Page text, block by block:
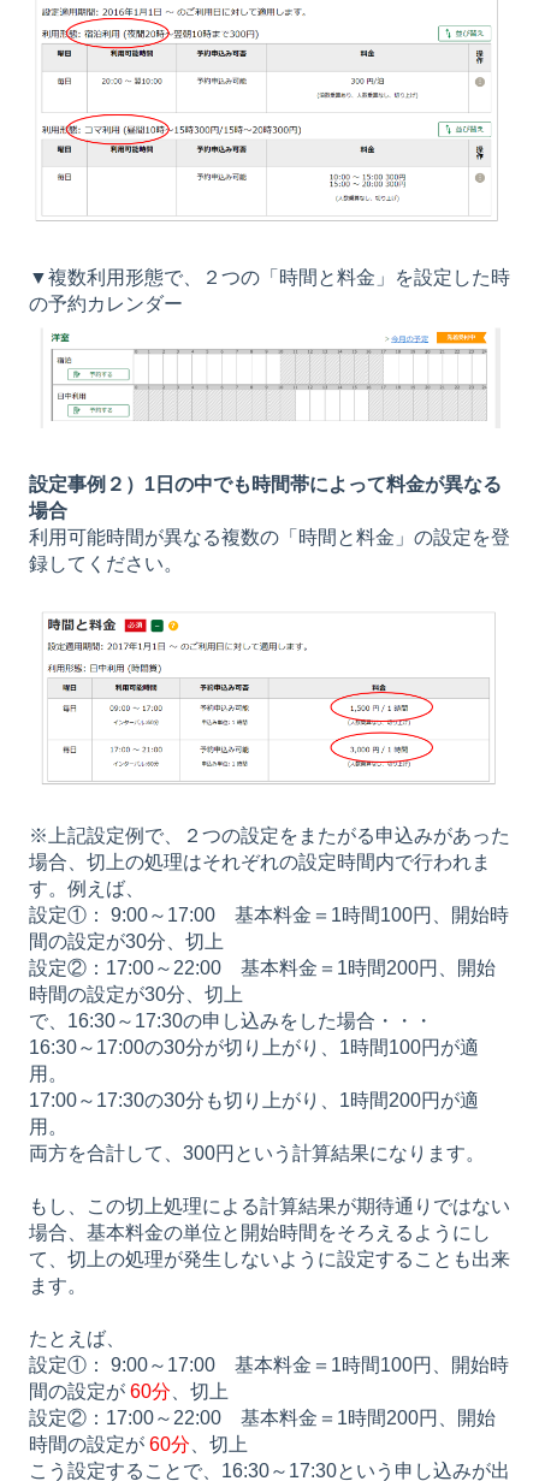
▼複数利用形態で、２つの「時間と料金」を設定した時
の予約カレンダー
設定事例２）1日の中でも時間帯によって料金が異なる
場合
利用可能時間が異なる複数の「時間と料金」の設定を登
録してください。
※上記設定例で、２つの設定をまたがる申込みがあった
場合、切上の処理はそれぞれの設定時間内で行われま
す。例えば、
設定①： 9:00～17:00 基本料金＝1時間100円、開始時
間の設定が30分、切上
設定②：17:00～22:00 基本料金＝1時間200円、開始
時間の設定が30分、切上
で、16:30～17:30の申し込みをした場合・・・
16:30～17:00の30分が切り上がり、1時間100円が適
用。
17:00～17:30の30分も切り上がり、1時間200円が適
用。
両方を合計して、300円という計算結果になります。
もし、この切上処理による計算結果が期待通りではない
場合、基本料金の単位と開始時間をそろえるようにし
て、切上の処理が発生しないように設定することも出来
ます。
たとえば、
設定①： 9:00～17:00 基本料金＝1時間100円、開始時
間の設定が 60分 、切上
設定②：17:00～22:00 基本料金＝1時間200円、開始
時間の設定が 60分 、切上
こう設定することで、16:30～17:30という申し込みが出